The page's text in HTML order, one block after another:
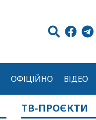
ОФІЦІЙНО ВІДЕО
ТВ-ПРОЄКТИ